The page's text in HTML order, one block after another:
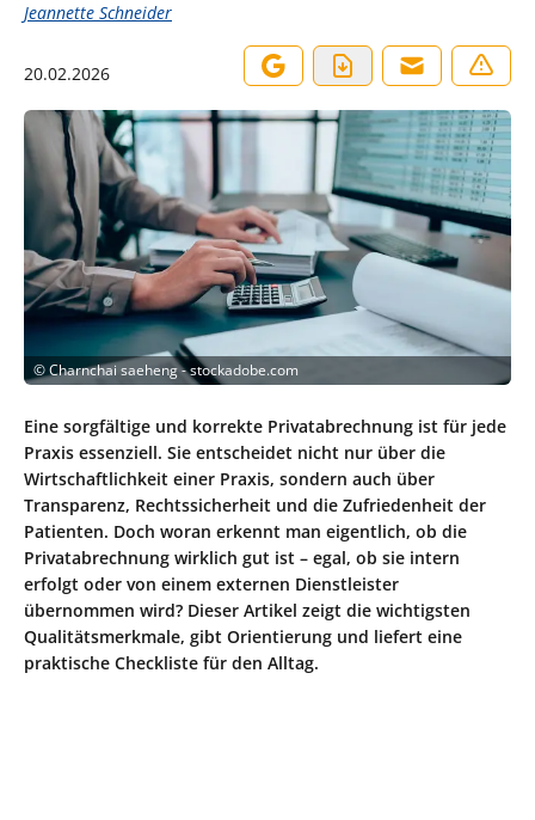
Jeannette Schneider
20.02.2026
©Charnchai saeheng - stockadobe.com
Eine sorgfältige und korrekte Privatabrechnung ist für jede
Praxis essenziell. Sie entscheidet nicht nur über die
Wirtschaftlichkeit einer Praxis, sondern auch über
Transparenz, Rechtssicherheit und die Zufriedenheit der
Patienten. Doch woran erkennt man eigentlich, ob die
Privatabrechnung wirklich gut ist – egal, ob sie intern
erfolgt oder von einem externen Dienstleister
übernommen wird? Dieser Artikel zeigt die wichtigsten
Qualitätsmerkmale, gibt Orientierung und liefert eine
praktische Checkliste für den Alltag.